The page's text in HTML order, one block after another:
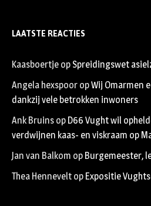
LAATSTE REACTIES
Kaasboertje op Spreidingswet
Angela hexspoor opWij Omarmen
dankzij vele betrokken inwoners
Ank Bruins op D66 Vught wil
verdwijnen kaas- en viskraam op
Jan van Balkom op Burgemeester,
Thea Hennevelt op Expositie